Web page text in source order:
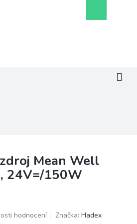
košík
Mean Well
24V=/150W
hodnocení Značka: Hadex